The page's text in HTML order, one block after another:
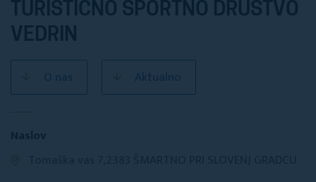
TURISTIČNO ŠPORTNO DRUŠTVO
VEDRIN
O nas Aktualno
Naslov